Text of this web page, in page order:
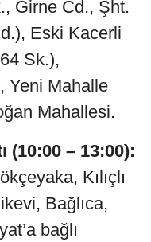
Girne Cd., Şht.
Eski Kacerli
Sk.),
Yeni Mahalle
Mahallesi.
(10:00 – 13:00):
Kılıçlı
Bağlıca,
bağlı